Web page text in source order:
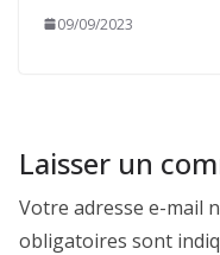
09/09/2023
Laisser un
Votre adresse e-mail
obligatoires sont